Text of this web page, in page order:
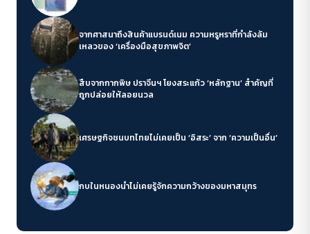
จากศาสนาถึงสินค้าแบรนด์เนม ความหรูหราที่กำลังล้ม
เหลวของ ‘เครื่องมือสุขภาพจิต’
สืบจากกากพิษ ปราจีนฯ โยงสระแก้ว ‘หลักฐาน’ สำคัญที่
ถูกปล่อยให้ลอยนวล
เศรษฐกิจชนบทไทยไม่เคยเป็น ‘อิสระ’ จาก ‘ความเป็นอื่น’
กบในหนองน้ำไม่เคยรู้จักความกว้างของมหาสมุทร